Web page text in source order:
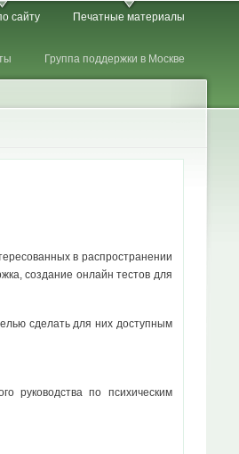
сайту Печатные материалы
Группа поддержки в Москве
в распространении
создание онлайн тестов для
сделать для них доступным
руководства по психическим